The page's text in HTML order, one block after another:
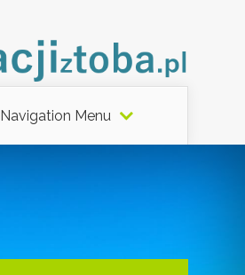
Navigation Menu